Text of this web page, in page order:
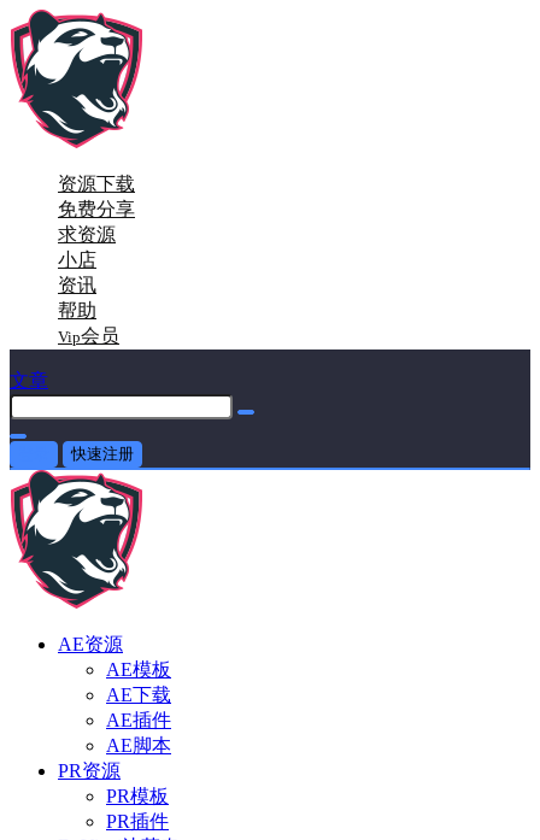
资源下载
免费分享
求资源
小店
资讯
帮助
Vip会员
文章
快速注册
AE资源
AE模板
AE下载
AE插件
AE脚本
PR资源
PR模板
PR插件